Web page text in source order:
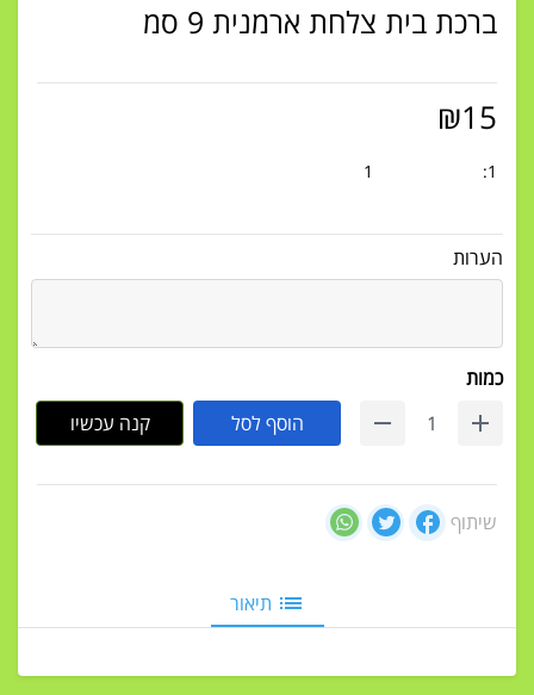
ברכת בית צלחת ארמנית 9 סמ
₪15
1:
הערות
כמות
הוסף לסל
קנה עכשיו
שיתוף
תיאור